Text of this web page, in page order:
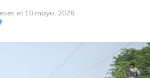
el 10 mayo, 2026